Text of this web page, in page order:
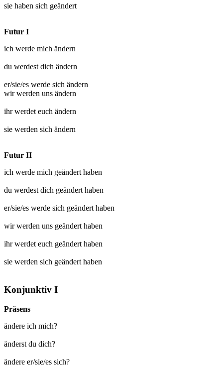
sie haben sich geändert
Futur I
ich werde mich ändern
du werdest dich ändern
er/sie/es werde sich ändern
wir werden uns ändern
ihr werdet euch ändern
sie werden sich ändern
Futur II
ich werde mich geändert haben
du werdest dich geändert haben
er/sie/es werde sich geändert haben
wir werden uns geändert haben
ihr werdet euch geändert haben
sie werden sich geändert haben
Konjunktiv I
Präsens
ändere ich mich?
änderst du dich?
ändere er/sie/es sich?